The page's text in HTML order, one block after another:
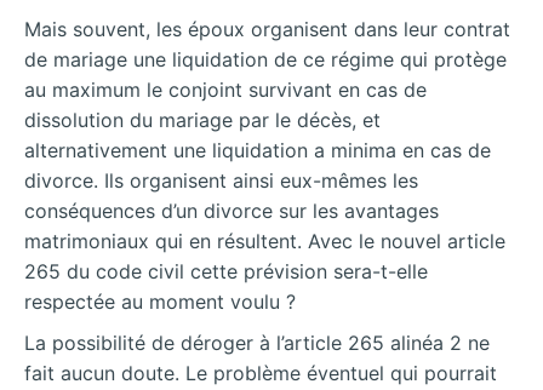
Mais souvent, les époux organisent dans leur contrat
de mariage une liquidation de ce régime qui protège
au maximum le conjoint survivant en cas de
dissolution du mariage par le décès, et
alternativement une liquidation a minima en cas de
divorce. Ils organisent ainsi eux-mêmes les
conséquences d’un divorce sur les avantages
matrimoniaux qui en résultent. Avec le nouvel article
265 du code civil cette prévision sera-t-elle
respectée au moment voulu ?
La possibilité de déroger à l’article 265 alinéa 2 ne
fait aucun doute. Le problème éventuel qui pourrait